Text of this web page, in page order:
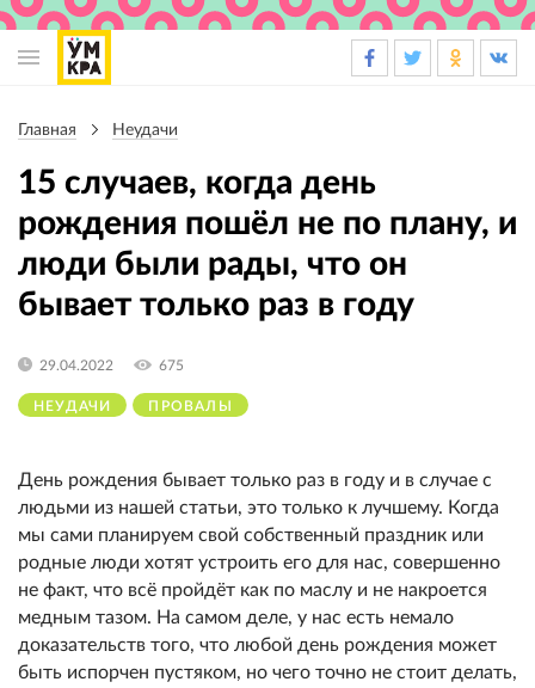
навигации
Главная Неудачи
15 случаев, когда день
рождения пошёл не по плану, и
люди были рады, что он
бывает только раз в году
НЕУДАЧИ ПРОВАЛЫ
29.04.2022 675
День рождения бывает только раз в году и в случае с
людьми из нашей статьи, это только к лучшему. Когда
мы сами планируем свой собственный праздник или
родные люди хотят устроить его для нас, совершенно
не факт, что всё пройдёт как по маслу и не накроется
медным тазом. На самом деле, у нас есть немало
доказательств того, что любой день рождения может
быть испорчен пустяком, но чего точно не стоит делать,